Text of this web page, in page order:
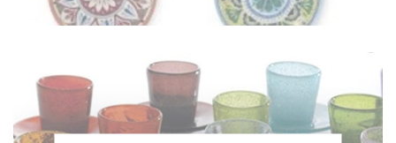
EN SAVOIR PLUS